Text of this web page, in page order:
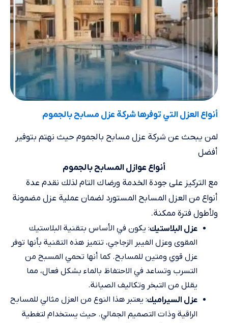
أنواع العزل التي توفرها شركة عزل مسابح بالجموم
لمن يبحث عن شركة عزل مسابح بالجموم حيث نهتم بتوفير
أفضل
أنواع عوازل المسابح بالجموم
مع التركيز على جودة الخدمة ورضاك التام لذلك نقدم عدة
أنواع من العزل المسابح المستورد لضمان عملية عزل مضمونة
ولأطول فترة ممكنة.
عزل البلاستيك: يكون في الأساس بتقنية البلاستيك
المقوى وعزل الفيبر الزجاجي، تتميز هذه التقنية بأنها توفر
عزل قوي ومتين للمسابح. كما أنها تحمي المسبح من
التسرب وتساعد في الاحتفاظ بالماء بشكل فعال، مما
يقلل من التبخر وتكاليف الصيانة.
عزل السيراميك: يعتبر هذا النوع من العزل مثالي للمسابح
الراقية وذات التصميم الجمالي. حيث يستخدام لتغطية